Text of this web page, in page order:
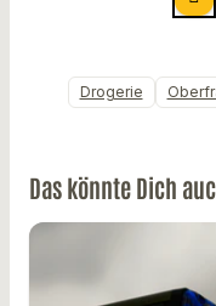
Drogerie
Das könnte Dich